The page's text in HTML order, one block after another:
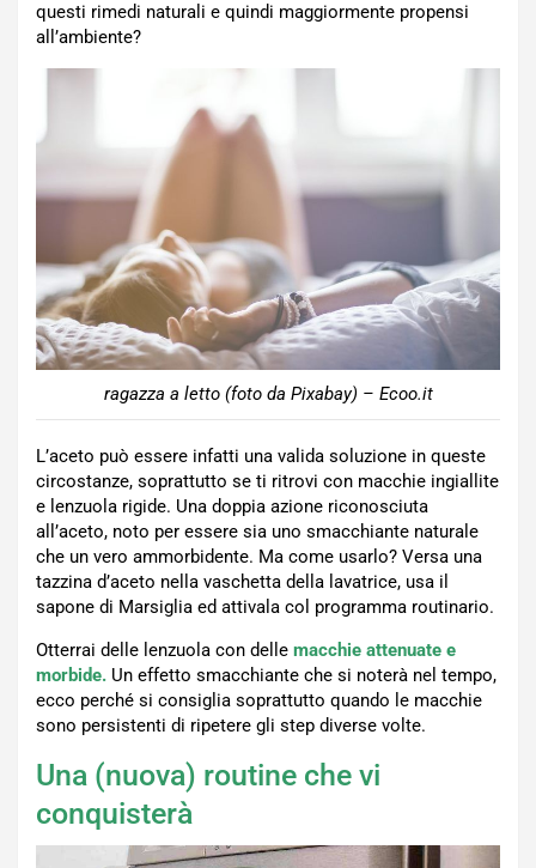
questi rimedi naturali e quindi maggiormente propensi
all’ambiente?
ragazza a letto (foto da Pixabay) – Ecoo.it
L’aceto può essere infatti una valida soluzione in queste
circostanze, soprattutto se ti ritrovi con macchie ingiallite
e lenzuola rigide. Una doppia azione riconosciuta
all’aceto, noto per essere sia uno smacchiante naturale
che un vero ammorbidente. Ma come usarlo? Versa una
tazzina d’aceto nella vaschetta della lavatrice, usa il
sapone di Marsiglia ed attivala col programma routinario.
Otterrai delle lenzuola con delle macchie attenuate e
morbide. Un effetto smacchiante che si noterà nel tempo,
ecco perché si consiglia soprattutto quando le macchie
sono persistenti di ripetere gli step diverse volte.
Una (nuova) routine che vi
conquisterà